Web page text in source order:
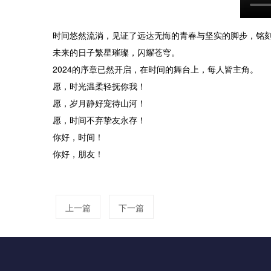
时间悠然流淌，见证了远达无悔的青春与坚实的脚步，铭
未来的日子繁星璀璨，闪耀苍穹。
2024的序章已然开启，在时间的舞台上，每人皆主角。
愿，时光温柔轻抚你我！
愿，岁月静好宠待山河！
愿，时间不弃挚友永存！
你好，时间！
你好，朋友！
上一篇 下一篇